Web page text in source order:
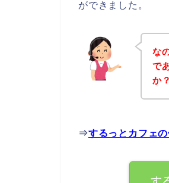
ができました。
な
で
か？
⇒するっとカフェ